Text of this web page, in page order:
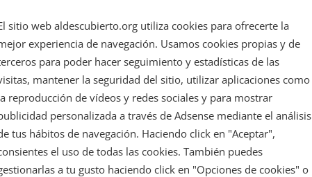
sitio web aldescubierto.org utiliza cookies para ofrecerte la
experiencia de navegación. Usamos cookies propias y de
para poder hacer seguimiento y estadísticas de las
mantener la seguridad del sitio, utilizar aplicaciones como
reproducción de vídeos y redes sociales y para mostrar
personalizada a través de Adsense mediante el análisis
tus hábitos de navegación. Haciendo click en "Aceptar",
el uso de todas las cookies. También puedes
a tu gusto haciendo click en "Opciones de cookies" o